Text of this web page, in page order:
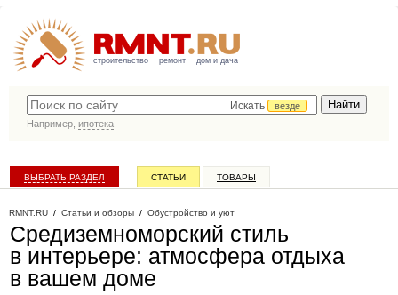
строительство ремонт дом и дача
Искать
везде
Например, ипотека
ВЫБРАТЬ РАЗДЕЛ СТАТЬИ ТОВАРЫ
RMNT.RU / Статьи и обзоры / Обустройство и уют
Средиземноморский стиль
в интерьере: атмосфера отдыха
в вашем доме